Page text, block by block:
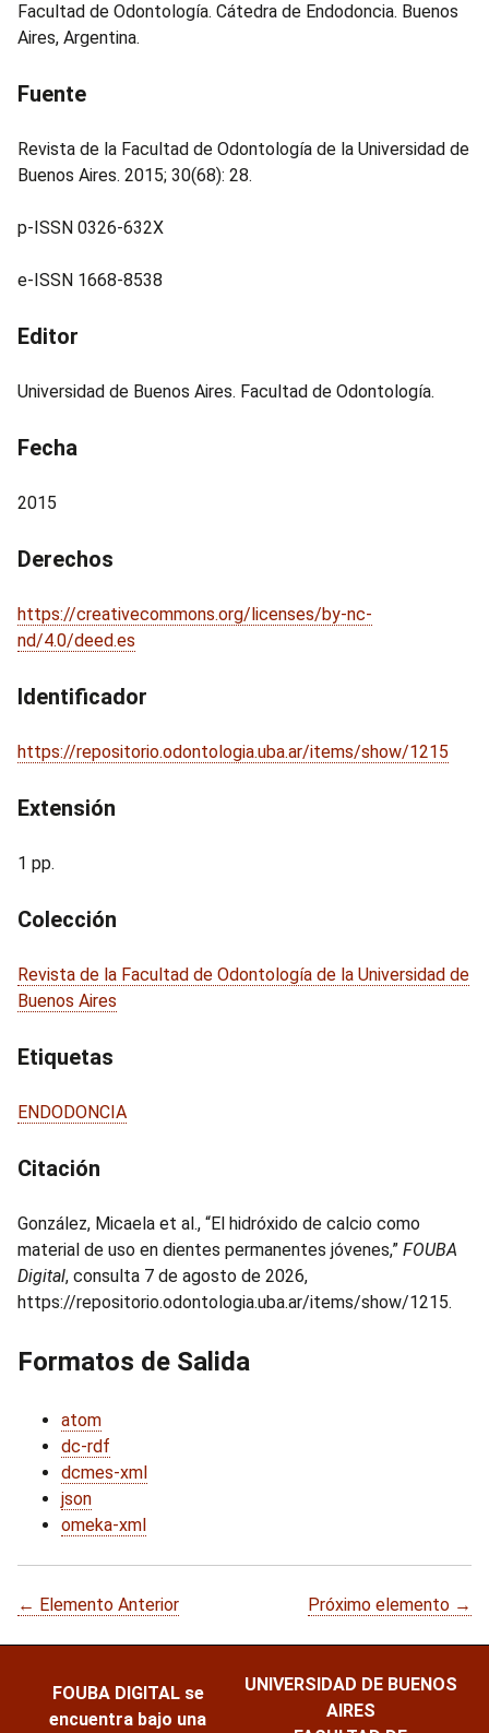
Facultad de Odontología. Cátedra de Endodoncia. Buenos
Aires, Argentina.
Fuente
Revista de la Facultad de Odontología de la Universidad de
Buenos Aires. 2015; 30(68): 28.
p-ISSN 0326-632X
e-ISSN 1668-8538
Editor
Universidad de Buenos Aires. Facultad de Odontología.
Fecha
2015
Derechos
https://creativecommons.org/licenses/by-nc-
nd/4.0/deed.es
Identificador
https://repositorio.odontologia.uba.ar/items/show/1215
Extensión
1 pp.
Colección
Revista de la Facultad de Odontología de la Universidad de
Buenos Aires
Etiquetas
ENDODONCIA
Citación
González, Micaela et al., “El hidróxido de calcio como
material de uso en dientes permanentes jóvenes,” FOUBA
Digital, consulta 7 de agosto de 2026,
https://repositorio.odontologia.uba.ar/items/show/1215.
Formatos de Salida
atom
dc-rdf
dcmes-xml
json
omeka-xml
← Elemento Anterior Próximo elemento →
FOUBA DIGITAL se
encuentra bajo una
UNIVERSIDAD DE BUENOS
AIRES